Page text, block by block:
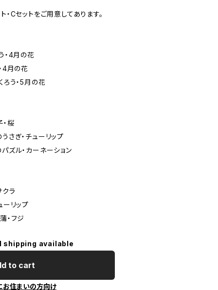
・Cセットをご用意してあります。
・4月の花
4月の花
ろう・5月の花
桜
さぎ・チューリップ
ズル・カーネーション
クラ
ーリップ
・フジ
shipping available
to cart
お住まいの方向け